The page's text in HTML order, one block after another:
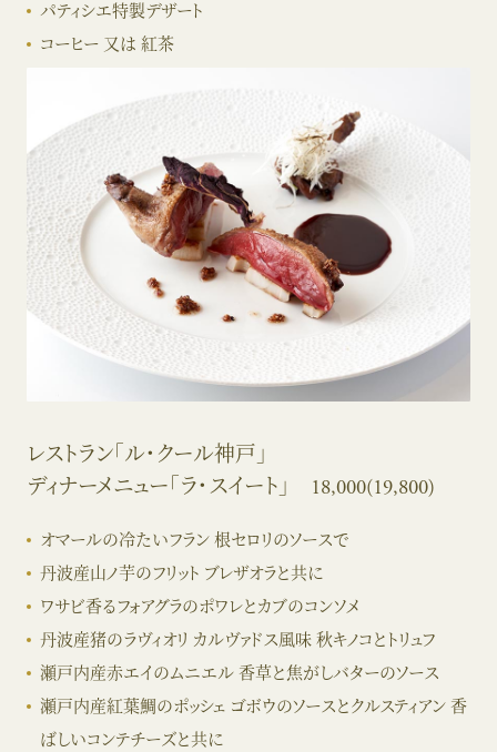
パティシエ特製デザート
コーヒー 又は 紅茶
レストラン「ル・クール神戸」
ディナーメニュー「ラ・スイート」 18,000(19,800)
オマールの冷たいフラン 根セロリのソースで
丹波産山ノ芋のフリット ブレザオラと共に
ワサビ香るフォアグラのポワレとカブのコンソメ
丹波産猪のラヴィオリ カルヴァドス風味 秋キノコとトリュフ
瀬戸内産赤エイのムニエル 香草と焦がしバターのソース
瀬戸内産紅葉鯛のポッシェ ゴボウのソースとクルスティアン 香
ばしいコンテチーズと共に